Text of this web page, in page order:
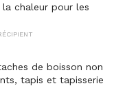
chaleur pour les
de boisson non
tapis et tapisserie